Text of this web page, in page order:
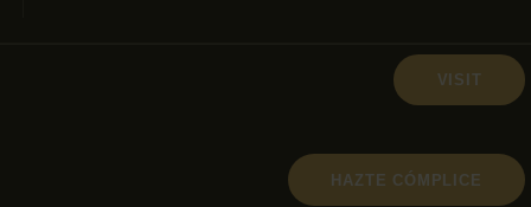
VISIT
HAZTE CÓMPLICE